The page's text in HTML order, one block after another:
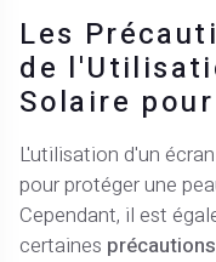
Les
de
Solaire
L'utilisation d'un
pour protéger une
Cependant, il est
certaines précautions